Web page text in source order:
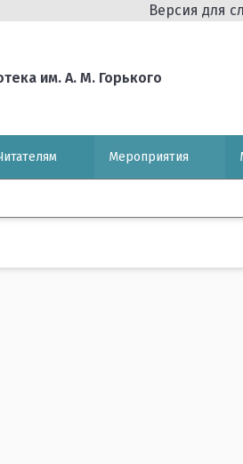
Версия для
им. А. М. Горького
Мероприятия